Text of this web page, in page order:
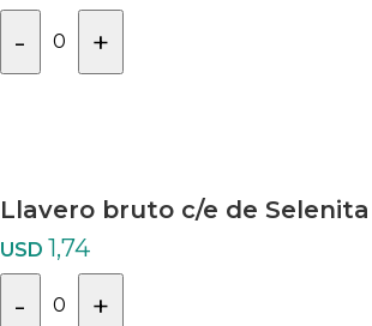
- 0 +
Llavero bruto c/e de Selenita
USD 1,74
- 0 +